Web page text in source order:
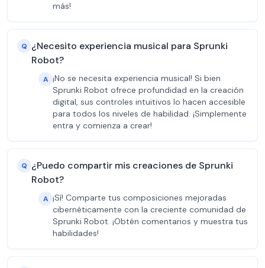
más!
Q ¿Necesito experiencia musical para Sprunki
Robot?
A ¡No se necesita experiencia musical! Si bien
Sprunki Robot ofrece profundidad en la creación
digital, sus controles intuitivos lo hacen accesible
para todos los niveles de habilidad. ¡Simplemente
entra y comienza a crear!
Q ¿Puedo compartir mis creaciones de Sprunki
Robot?
A ¡Sí! Comparte tus composiciones mejoradas
cibernéticamente con la creciente comunidad de
Sprunki Robot. ¡Obtén comentarios y muestra tus
habilidades!